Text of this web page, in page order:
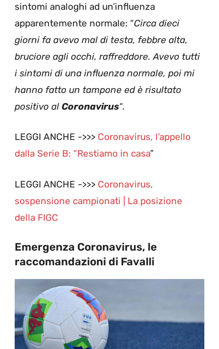
sintomi analoghi ad un’influenza
apparentemente normale: “Circa dieci
giorni fa avevo mal di testa, febbre alta,
bruciore agli occhi, raffreddore. Avevo tutti
i sintomi di una influenza normale, poi mi
hanno fatto un tampone ed è risultato
positivo al Coronavirus“.
LEGGI ANCHE ->>> Coronavirus, l’appello
dalla Serie B: “Restiamo in casa”
LEGGI ANCHE ->>> Coronavirus,
sospensione campionati | La posizione
della FIGC
Emergenza Coronavirus, le
raccomandazioni di Favalli